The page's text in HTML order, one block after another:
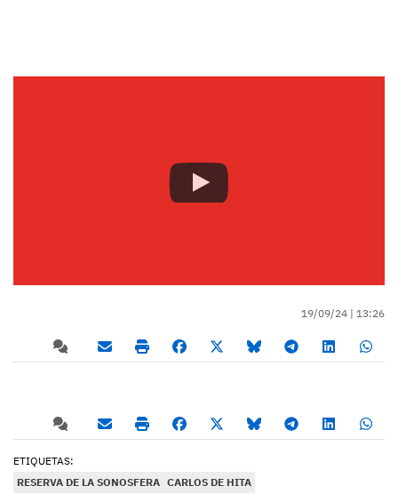
19/09/24 | 13:26
ETIQUETAS:
RESERVA DE LA SONOSFERA CARLOS DE HITA